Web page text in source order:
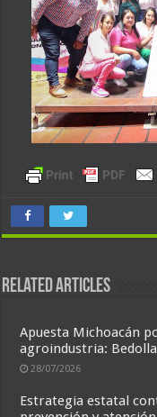
Related Articles
Apuesta Michoacán
agroindustria: Bedolla
28/07/2026
Estrategia estatal